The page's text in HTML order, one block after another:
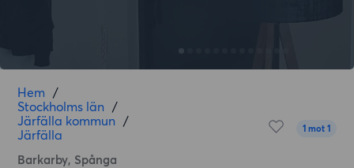
Hem /
Stockholms län /
Järfälla kommun /
Järfälla
Barkarby, Spånga
1 mot 1